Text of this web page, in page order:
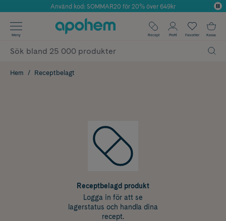
Årets Butik 2025 inom Skönhet
Använd kod: SOMMAR20 för 20% över 649kr
✓ Fri frakt
✓ Poäng på alla köp*
Meny Recept Profil Favoriter Kassa
Hem Receptbelagt
Receptbelagd produkt
Logga in för att se
lagerstatus och handla dina
recept.